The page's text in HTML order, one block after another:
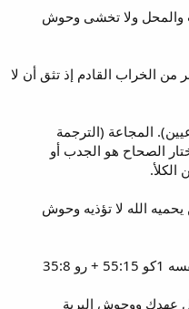
والمحل ولا تخشى وحوش
الخراب القادم إذ تثق أن لا
المجاعة (الترجمة
الصحاح هو الجدب أو
الله لا تؤذيه وحوش
35:8
عهدك ووحوش البرية